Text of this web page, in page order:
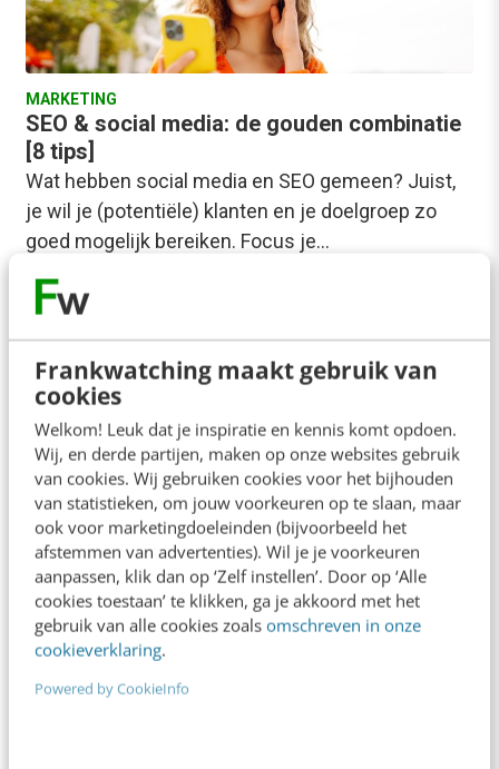
Frankwatching maakt gebruik van
cookies
Welkom! Leuk dat je inspiratie en kennis komt opdoen.
Wij, en derde partijen, maken op onze websites gebruik
van cookies. Wij gebruiken cookies voor het bijhouden
van statistieken, om jouw voorkeuren op te slaan, maar
ook voor marketingdoeleinden (bijvoorbeeld het
afstemmen van advertenties). Wil je je voorkeuren
aanpassen, klik dan op ‘Zelf instellen’. Door op ‘Alle
cookies toestaan’ te klikken, ga je akkoord met het
gebruik van alle cookies zoals omschreven in onze
cookieverklaring.
Powered by CookieInfo
MARKETING
SEO & social media: de gouden combinatie
[8 tips]
Wat hebben social media en SEO gemeen? Juist,
je wil je (potentiële) klanten en je doelgroep zo
goed mogelijk bereiken. Focus je…
Nina Hartman
MARKETING
Zo beïnvloeden SGE & AI de toekomst van
SEO [Brighton SEO insights]
Wat is de impact van Search Generative
Experience (SGE) en AI op SEO? Andrew Holland:
“There are known risks, there are unknown…